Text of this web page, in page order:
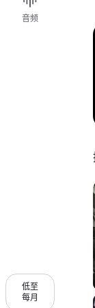
音频
低至
每月